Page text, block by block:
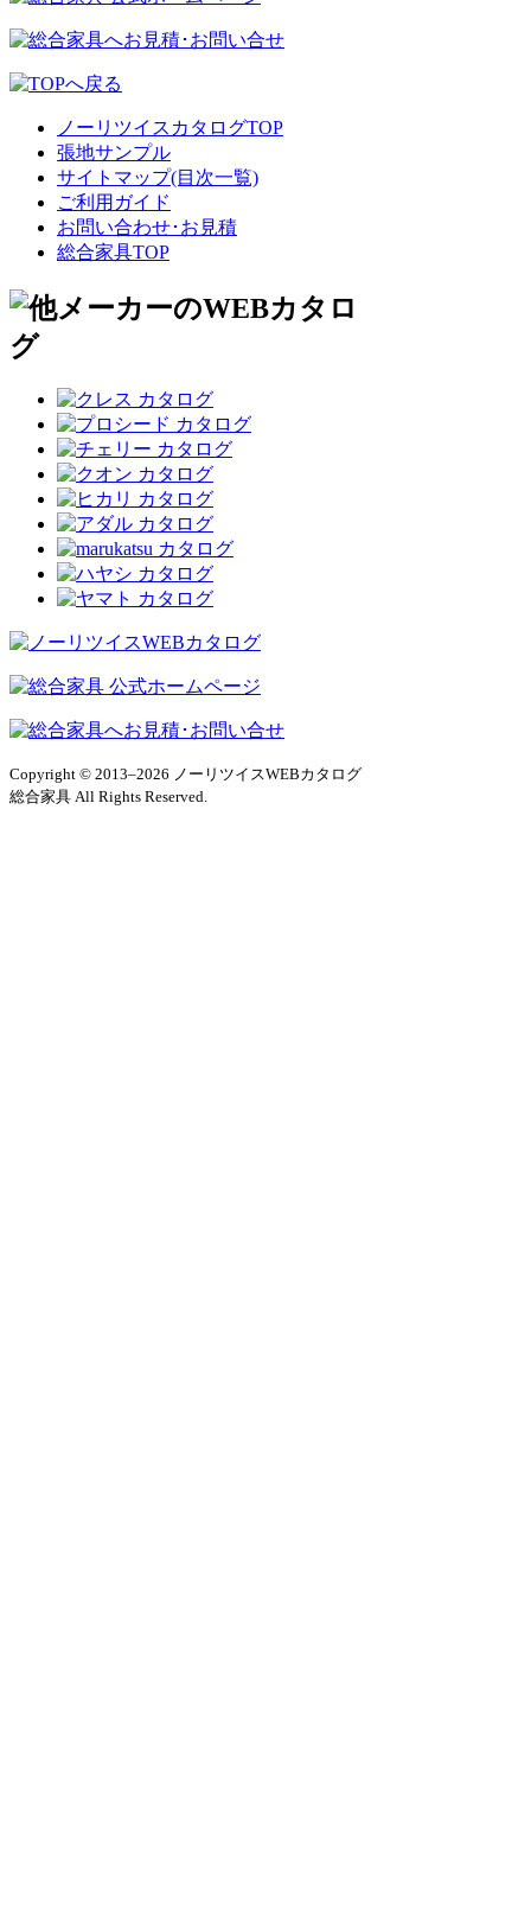
ノーリツイスカタログTOP
張地サンプル
サイトマップ(目次一覧)
ご利用ガイド
お問い合わせ･お見積
総合家具TOP
Copyright © 2013–2026 ノーリツイスWEBカタログ
総合家具 All Rights Reserved.